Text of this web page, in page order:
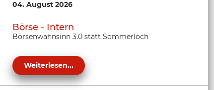
04. August 2026
Börse - Intern
Börsenwahnsinn 3.0 statt Sommerloch
Weiterlesen...